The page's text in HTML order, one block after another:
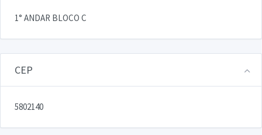
1° ANDAR BLOCO C
CEP
5802140